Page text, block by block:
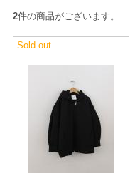
2件の商品がございます。
Sold out